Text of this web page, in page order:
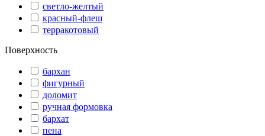
светло-желтый
красный-флеш
терракотовый
Поверхность
бархан
фигурный
доломит
ручная формовка
бархат
пена